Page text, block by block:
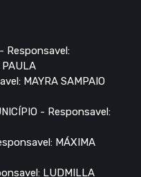
- Responsavel:
PAULA
MAYRA SAMPAIO
- Responsavel:
MÁXIMA
LUDMILLA